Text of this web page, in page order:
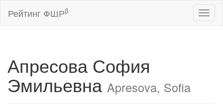
Рейтинг ФШРβ
Апресова София
Эмильевна Apresova, Sofia